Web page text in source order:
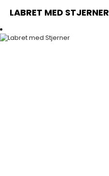
LABRET MED STJERNER